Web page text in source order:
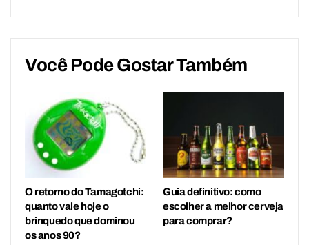
Você Pode Gostar Também
O retorno do Tamagotchi:
quanto vale hoje o
brinquedo que dominou
os anos 90?
Guia definitivo: como
escolher a melhor cerveja
para comprar?